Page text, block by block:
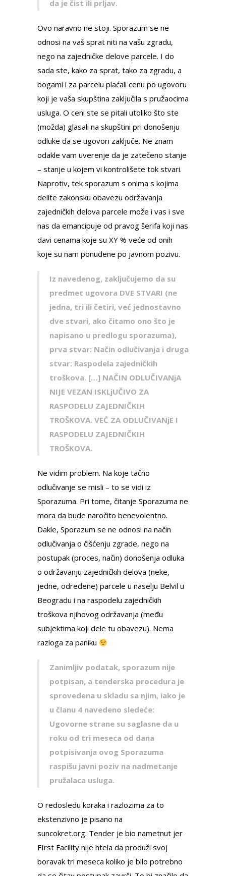
da je čist ili prlјav.
Ovo naravno ne stoji. Sporazum se ne
odnosi na vaš sprat niti na vašu zgradu,
nego na zajedničke delove parcele. I do
sada ste, kako za sprat, tako za zgradu, a
bogami i za parcelu plaćali cenu po ugovoru
koji je vaša skupština zaključila s pružaocima
usluga. O ceni ste se pitali utoliko što ste
(možda) glasali na skupštini pri donošenju
odluke da se ugovori zaključe. Ne znam
odakle vam uverenje da je zatečeno stanje
– stanje u kojem vi kontrolišete tok stvari.
Naprotiv, tek sporazum s onima s kojima
delite zakonsku obavezu održavanja
zajedničkih delova parcele može i vas i sve
nas da emancipuje od pravog šerifa koji nas
davi cenama koje su XY % veće od onih
koje su nam ponuđene po javnom pozivu.
Iz navedenog, zaklјučujemo da su
predmet ugovora DVE STVARI (ne
jedna, tri ili četiri, već jednostavno
dve stvari, ako čitamo ono što je
napisano u predlogu sporazuma),
prva stvar: Način odlučivanja i druga
stvar: Raspodela zajedničkih
troškova. […] NAČIN ODLUČIVANјA
NIJE VEZAN ISKLjUČIVO ZA
RASPODELU ZAJEDNIČKIH
TROŠKOVA. VEĆ ZA ODLUČIVANјE I
RASPODELU ZAJEDNIČKIH
TROŠKOVA.
Ne vidim problem. Na koje tačno
odlučivanje se misli – to se vidi iz
Sporazuma. Pri tome, čitanje Sporazuma ne
mora da bude naročito benevolentno.
Dakle, Sporazum se ne odnosi na način
odlučivanja o čišćenju zgrade, nego na
postupak (proces, način) donošenja odluka
o održavanju zajedničkih delova (neke,
jedne, određene) parcele u naselju Belvil u
Beogradu i na raspodelu zajedničkih
troškova njihovog održavanja (među
subjektima koji dele tu obavezu). Nema
razloga za paniku
Zanimlјiv podatak, sporazum nije
potpisan, a tenderska procedura je
sprovedena u skladu sa njim, iako je
u članu 4 navedeno sledeće:
Ugovorne strane su saglasne da u
roku od tri meseca od dana
potpisivanja ovog Sporazuma
raspišu javni poziv na nadmetanje
pružalaca usluga.
O redosledu koraka i razlozima za to
ekstenzivno je pisano na
suncokret.org. Tender je bio nametnut jer
FIrst Facility nije htela da produži svoj
boravak tri meseca koliko je bilo potrebno